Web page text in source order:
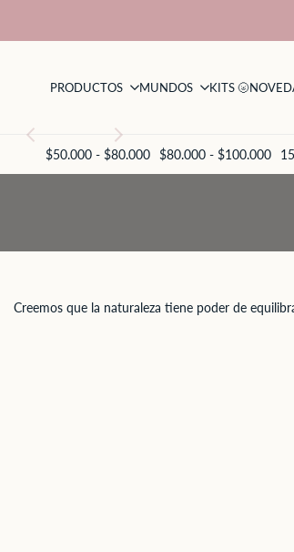
PRODUCTOS MUNDOS KITS 🌝
$50.000 - $80.000 $80.000 - $100.000
Creemos que la naturaleza tiene poder de